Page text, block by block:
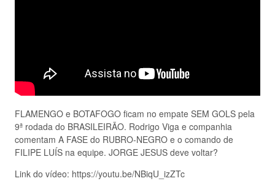
FLAMENGO e BOTAFOGO ficam no empate SEM GOLS pela
9ª rodada do BRASILEIRÃO. Rodrigo Viga e companhia
comentam A FASE do RUBRO-NEGRO e o comando de
FILIPE LUÍS na equipe. JORGE JESUS deve voltar?
Link do vídeo: https://youtu.be/NBiqU_izZTc